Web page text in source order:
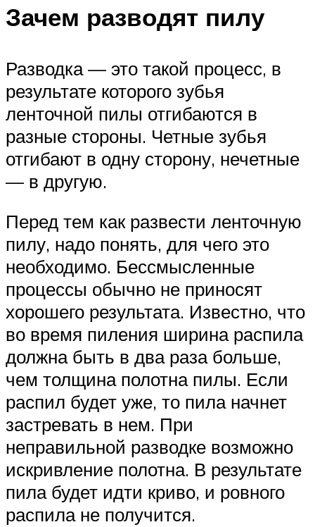
Зачем разводят пилу
Разводка — это такой процесс, в
результате которого зубья
ленточной пилы отгибаются в
разные стороны. Четные зубья
отгибают в одну сторону, нечетные
— в другую.
Перед тем как развести ленточную
пилу, надо понять, для чего это
необходимо. Бессмысленные
процессы обычно не приносят
хорошего результата. Известно, что
во время пиления ширина распила
должна быть в два раза больше,
чем толщина полотна пилы. Если
распил будет уже, то пила начнет
застревать в нем. При
неправильной разводке возможно
искривление полотна. В результате
пила будет идти криво, и ровного
распила не получится.